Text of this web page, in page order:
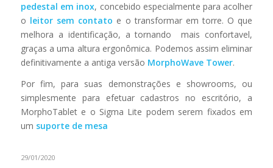
pedestal em inox, concebido especialmente para acolher
o leitor sem contato e o transformar em torre. O que
melhora a identificação, a tornando mais confortavel,
graças a uma altura ergonômica. Podemos assim eliminar
definitivamente a antiga versão MorphoWave Tower.
Por fim, para suas demonstrações e showrooms, ou
simplesmente para efetuar cadastros no escritório, a
MorphoTablet e o Sigma Lite podem serem fixados em
um suporte de mesa
29/01/2020